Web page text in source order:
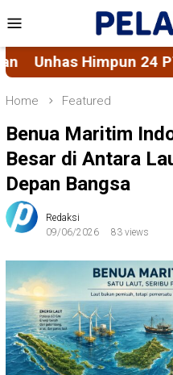
to
content
Menu
Bahas
Home Featured
Benua Maritim
Besar di Antara
Depan Bangsa
Redaksi
09/06/2026
83 views